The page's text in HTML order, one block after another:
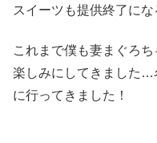
スイーツも提供終了にな
これまで僕も妻まぐろ
楽しみにしてきました…
に行ってきました！